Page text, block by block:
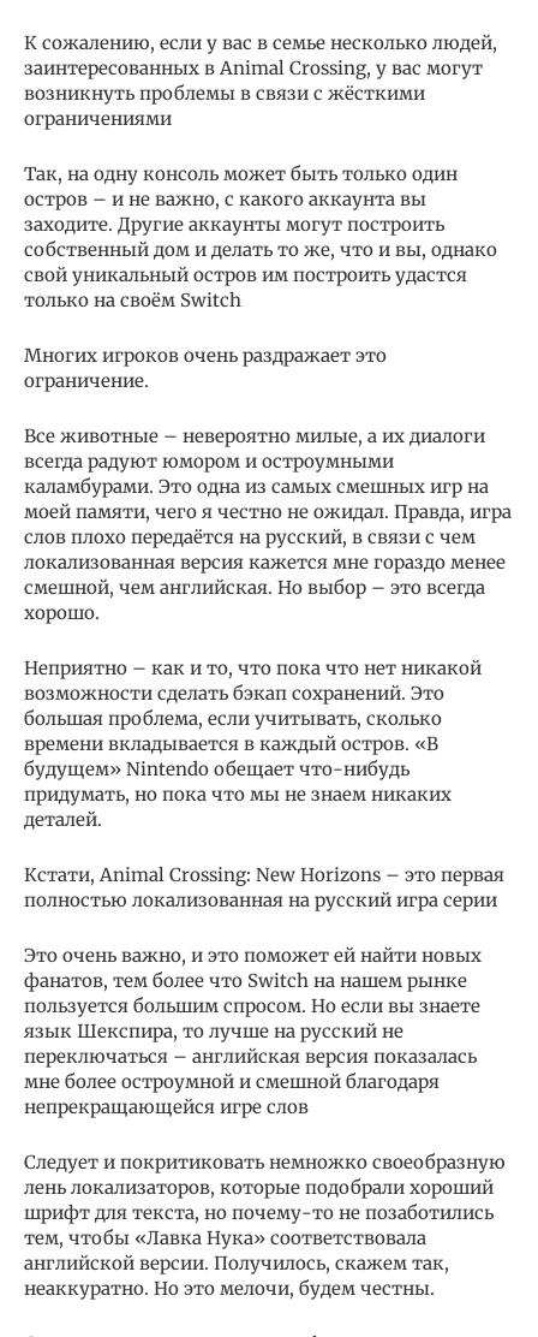
К сожалению, если у вас в семье несколько людей,
заинтересованных в Animal Crossing, у вас могут
возникнуть проблемы в связи с жёсткими
ограничениями
Так, на одну консоль может быть только один
остров – и не важно, с какого аккаунта вы
заходите. Другие аккаунты могут построить
собственный дом и делать то же, что и вы, однако
свой уникальный остров им построить удастся
только на своём Switch
Многих игроков очень раздражает это
ограничение.
Все животные – невероятно милые, а их диалоги
всегда радуют юмором и остроумными
каламбурами. Это одна из самых смешных игр на
моей памяти, чего я честно не ожидал. Правда, игра
слов плохо передаётся на русский, в связи с чем
локализованная версия кажется мне гораздо менее
смешной, чем английская. Но выбор – это всегда
хорошо.
Неприятно – как и то, что пока что нет никакой
возможности сделать бэкап сохранений. Это
большая проблема, если учитывать, сколько
времени вкладывается в каждый остров. «В
будущем» Nintendo обещает что-нибудь
придумать, но пока что мы не знаем никаких
деталей.
Кстати, Animal Crossing: New Horizons – это первая
полностью локализованная на русский игра серии
Это очень важно, и это поможет ей найти новых
фанатов, тем более что Switch на нашем рынке
пользуется большим спросом. Но если вы знаете
язык Шекспира, то лучше на русский не
переключаться – английская версия показалась
мне более остроумной и смешной благодаря
непрекращающейся игре слов
Следует и покритиковать немножко своеобразную
лень локализаторов, которые подобрали хороший
шрифт для текста, но почему-то не позаботились
тем, чтобы «Лавка Нука» соответствовала
английской версии. Получилось, скажем так,
неаккуратно. Но это мелочи, будем честны.